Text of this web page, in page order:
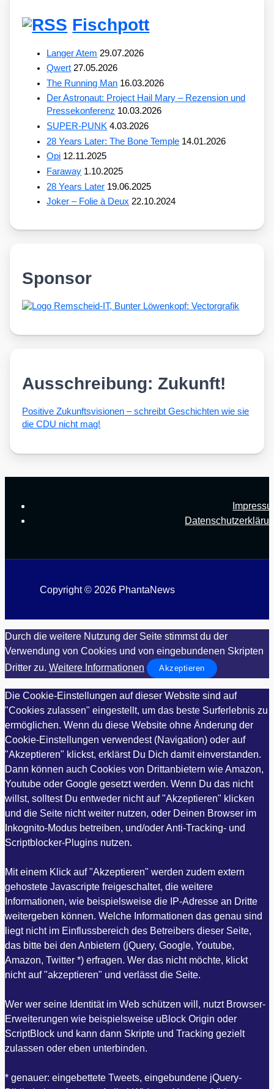
Fischpott
Langer Atem 29.07.2026
Qwert 27.05.2026
The Running Man 16.03.2026
Der Astronaut: Project Hail Mary – Rezension und
Pressekonferenz 10.03.2026
SUPER-PUNK 4.03.2026
28 Years Later: The Bone Temple 14.01.2026
Opi 12.11.2025
Faraway 1.10.2025
28 Years Later 19.06.2025
Joker – Folie à Deux 22.10.2024
Sponsor
Ausschreibung: Zukunft!
Posi­ti­ve Zukunfts­vi­sio­nen – schreibt Geschich­ten wie sie
die CDU nicht mag!
Copyright © 2026 PhantaNews
Durch die weitere Nutzung der Seite stimmst du der
Verwendung von Cookies und von eingebundenen Skripten
Dritter zu. Weitere Informationen Akzeptieren
Die Cookie-Einstellungen auf dieser Website sind auf
"Cookies zulassen" eingestellt, um das beste Surferlebnis zu
ermöglichen. Wenn du diese Website ohne Änderung der
Cookie-Einstellungen verwendest (Navigation) oder auf
"Akzeptieren" klickst, erklärst Du Dich damit einverstanden.
Dann können auch Cookies von Drittanbietern wie Amazon,
Youtube oder Google gesetzt werden. Wenn Du das nicht
willst, solltest Du entweder nicht auf "Akzeptieren" klicken
und die Seite nicht weiter nutzen, oder Deinen Browser im
Inkognito-Modus betreiben, und/oder Anti-Tracking- und
Scriptblocker-Plugins nutzen.
Mit einem Klick auf "Akzeptieren" werden zudem extern
gehostete Javascripte freigeschaltet, die weitere
Informationen, wie beispielsweise die IP-Adresse an Dritte
weitergeben können. Welche Informationen das genau sind
liegt nicht im Einflussbereich des Betreibers dieser Seite,
das bitte bei den Anbietern (jQuery, Google, Youtube,
Amazon, Twitter *) erfragen. Wer das nicht möchte, klickt
nicht auf "akzeptieren" und verlässt die Seite.
Wer wer seine Identität im Web schützen will, nutzt Browser-
Erweiterungen wie beispielsweise uBlock Origin oder
ScriptBlock und kann dann Skripte und Tracking gezielt
zulassen oder eben unterbinden.
* genauer: eingebettete Tweets, eingebundene jQuery-